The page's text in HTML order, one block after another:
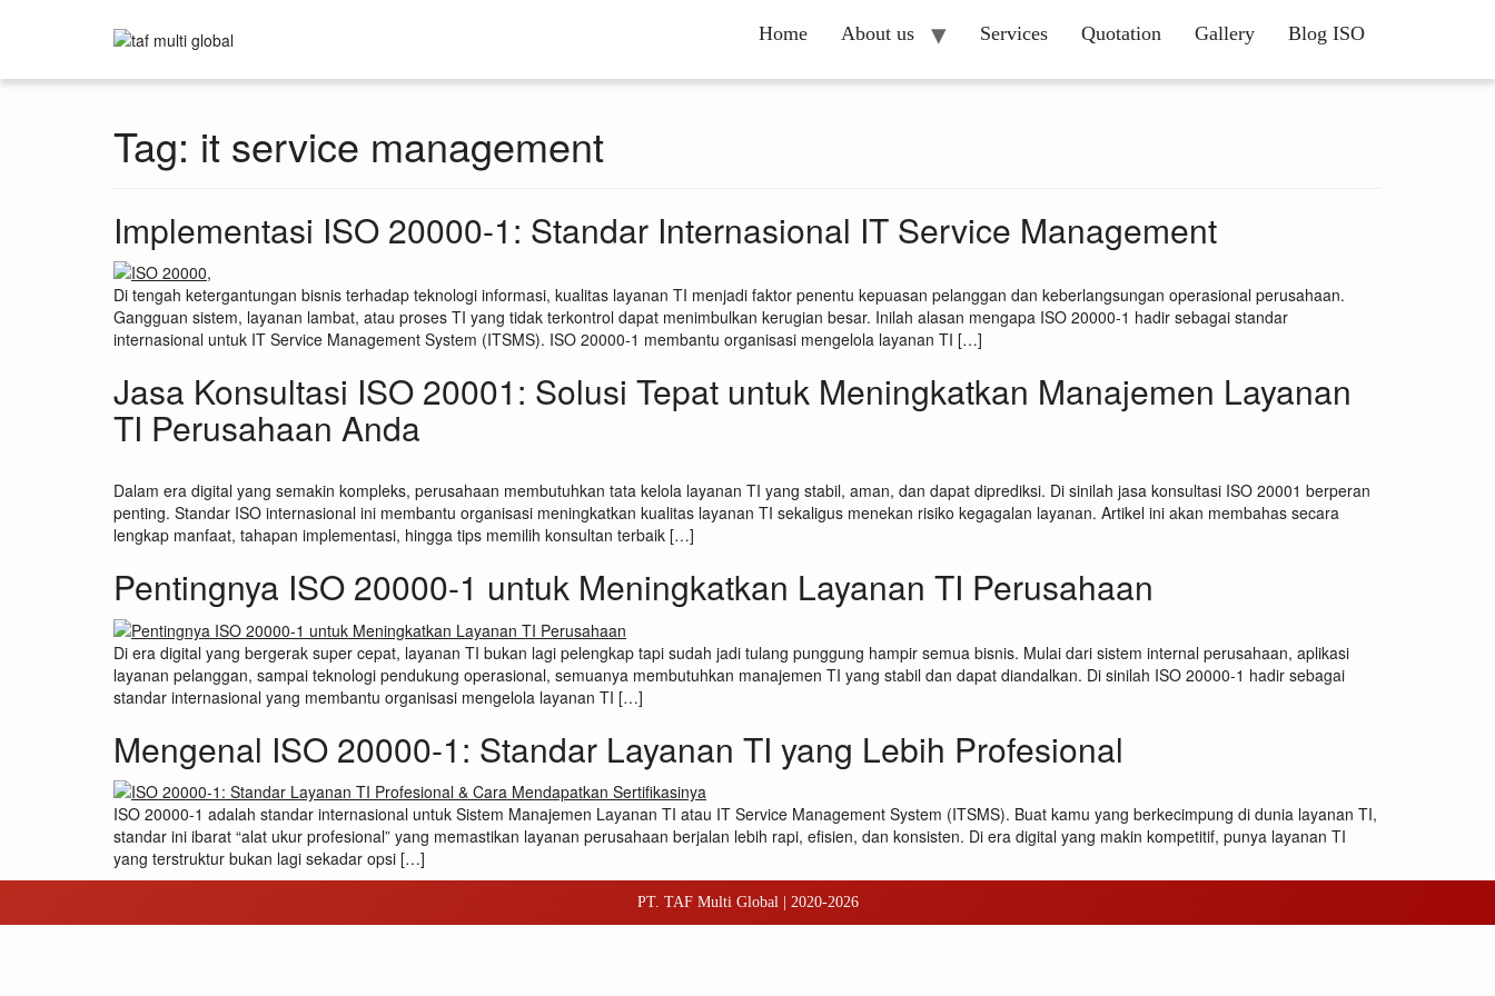
Home About us Services Quotation Gallery Blog ISO
Tag: it service management
Implementasi ISO 20000-1: Standar Internasional IT Service Management
Di tengah ketergantungan bisnis terhadap teknologi informasi, kualitas layanan TI menjadi faktor penentu kepuasan pelanggan dan keberlangsungan operasional perusahaan.
Gangguan sistem, layanan lambat, atau proses TI yang tidak terkontrol dapat menimbulkan kerugian besar. Inilah alasan mengapa ISO 20000-1 hadir sebagai standar
internasional untuk IT Service Management System (ITSMS). ISO 20000-1 membantu organisasi mengelola layanan TI […]
Jasa Konsultasi ISO 20001: Solusi Tepat untuk Meningkatkan Manajemen Layanan
TI Perusahaan Anda
Dalam era digital yang semakin kompleks, perusahaan membutuhkan tata kelola layanan TI yang stabil, aman, dan dapat diprediksi. Di sinilah jasa konsultasi ISO 20001 berperan
penting. Standar ISO internasional ini membantu organisasi meningkatkan kualitas layanan TI sekaligus menekan risiko kegagalan layanan. Artikel ini akan membahas secara
lengkap manfaat, tahapan implementasi, hingga tips memilih konsultan terbaik […]
Pentingnya ISO 20000-1 untuk Meningkatkan Layanan TI Perusahaan
Di era digital yang bergerak super cepat, layanan TI bukan lagi pelengkap tapi sudah jadi tulang punggung hampir semua bisnis. Mulai dari sistem internal perusahaan, aplikasi
layanan pelanggan, sampai teknologi pendukung operasional, semuanya membutuhkan manajemen TI yang stabil dan dapat diandalkan. Di sinilah ISO 20000-1 hadir sebagai
standar internasional yang membantu organisasi mengelola layanan TI […]
Mengenal ISO 20000-1: Standar Layanan TI yang Lebih Profesional
ISO 20000-1 adalah standar internasional untuk Sistem Manajemen Layanan TI atau IT Service Management System (ITSMS). Buat kamu yang berkecimpung di dunia layanan TI,
standar ini ibarat “alat ukur profesional” yang memastikan layanan perusahaan berjalan lebih rapi, efisien, dan konsisten. Di era digital yang makin kompetitif, punya layanan TI
yang terstruktur bukan lagi sekadar opsi […]
PT. TAF Multi Global | 2020-2026